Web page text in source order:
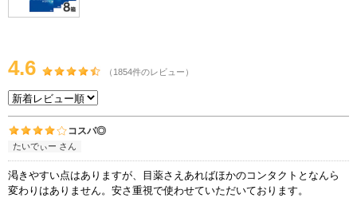
4.6 （1854件のレビュー）
コスパ◎
たいでぃー さん
渇きやすい点はありますが、目薬さえあればほかのコンタクトとなんら
変わりはありません。安さ重視で使わせていただいております。